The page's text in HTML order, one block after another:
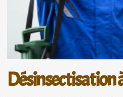
Désinsectisation